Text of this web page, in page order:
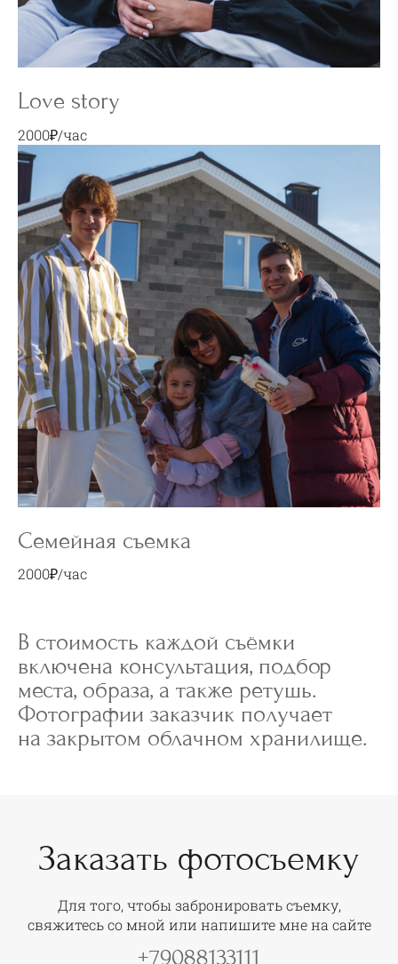
Love story
2000₽/час
Семейная съемка
2000₽/час
В стоимость каждой съёмки
включена консультация, подбор
места, образа, а также ретушь.
Фотографии заказчик получает
на закрытом облачном хранилище.
Заказать фотосъемку
Для того, чтобы забронировать съемку,
свяжитесь со мной или напишите мне на сайте
+79088133111